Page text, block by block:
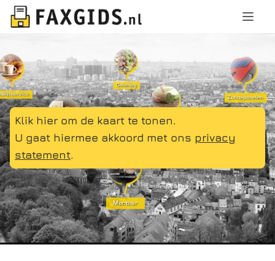
Klik hier om de kaart te tonen.
U gaat hiermee akkoord met ons privacy
statement.